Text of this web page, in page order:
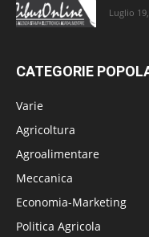
Luglio
CATEGORIE
Varie
Agricoltura
Agroalimentare
Meccanica
Economia-Marketing
Politica Agricola